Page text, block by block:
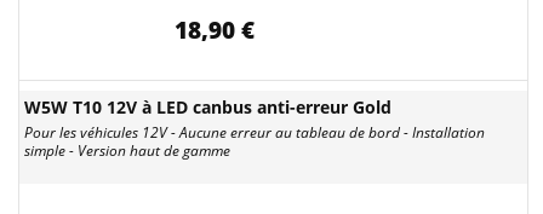
18,90 €
W5W T10 12V à LED canbus anti-erreur Gold
Pour les véhicules 12V - Aucune erreur au tableau de bord - Installation
simple - Version haut de gamme